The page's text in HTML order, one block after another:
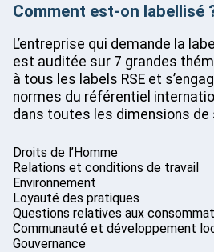
Comment est-on labellisé
L’entreprise qui demande la
est auditée sur 7 grandes
à tous les labels RSE et
normes du référentiel
dans toutes les dimensions de
Droits de l’Homme
Relations et conditions de travail
Environnement
Loyauté des pratiques
Questions relatives aux
Communauté et développement
Gouvernance